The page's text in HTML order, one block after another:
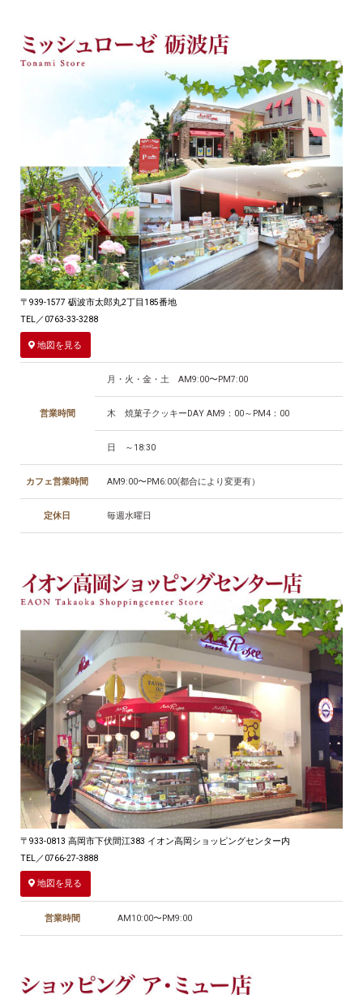
〒939-1577 砺波市太郎丸2丁目185番地
TEL／0763-33-3288
地図を見る
営業時間
月・火・金・土 AM9:00〜PM7:00
木 焼菓子クッキーDAY AM9：00～PM4：00
日 ～18:30
カフェ営業時間 AM9:00〜PM6:00(都合により変更有）
定休日 毎週水曜日
〒933-0813 高岡市下伏間江383 イオン高岡ショッピングセンター内
TEL／0766-27-3888
地図を見る
営業時間 AM10:00〜PM9:00